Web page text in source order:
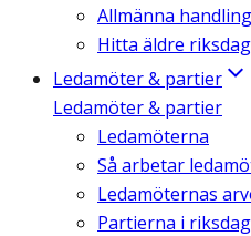
Allmänna
Hitta äldre
Ledamöter & partier
Ledamöter & partier
Ledamöterna
Så arbetar
Ledamöternas
Partierna i